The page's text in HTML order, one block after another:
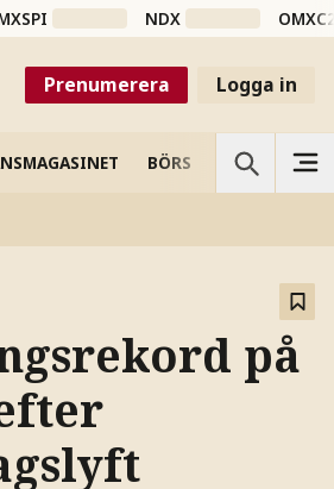
NDX
Prenumerera Logga in
BÖRS VETENSKAP
på